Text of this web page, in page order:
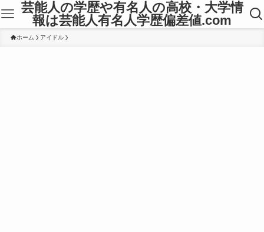
芸能人の学歴や有名人の高校・大学情
報は芸能人有名人学歴偏差値.com
ホーム アイドル